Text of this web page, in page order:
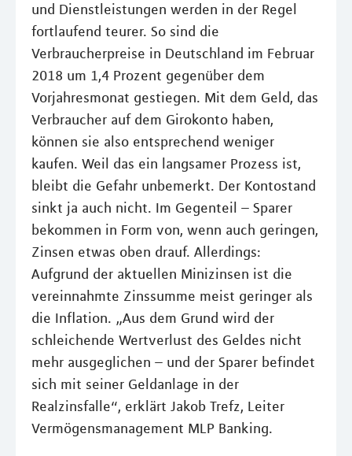
und Dienstleistungen werden in der Regel
fortlaufend teurer. So sind die
Verbraucherpreise in Deutschland im Februar
2018 um 1,4 Prozent gegenüber dem
Vorjahresmonat gestiegen. Mit dem Geld, das
Verbraucher auf dem Girokonto haben,
können sie also entsprechend weniger
kaufen. Weil das ein langsamer Prozess ist,
bleibt die Gefahr unbemerkt. Der Kontostand
sinkt ja auch nicht. Im Gegenteil – Sparer
bekommen in Form von, wenn auch geringen,
Zinsen etwas oben drauf. Allerdings:
Aufgrund der aktuellen Minizinsen ist die
vereinnahmte Zinssumme meist geringer als
die Inflation. „Aus dem Grund wird der
schleichende Wertverlust des Geldes nicht
mehr ausgeglichen – und der Sparer befindet
sich mit seiner Geldanlage in der
Realzinsfalle“, erklärt Jakob Trefz, Leiter
Vermögensmanagement MLP Banking.